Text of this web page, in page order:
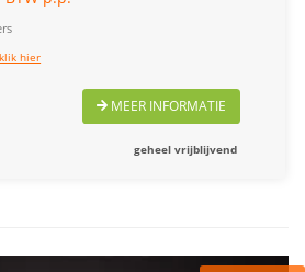
klik hier
MEER INFORMATIE
geheel vrijblijvend